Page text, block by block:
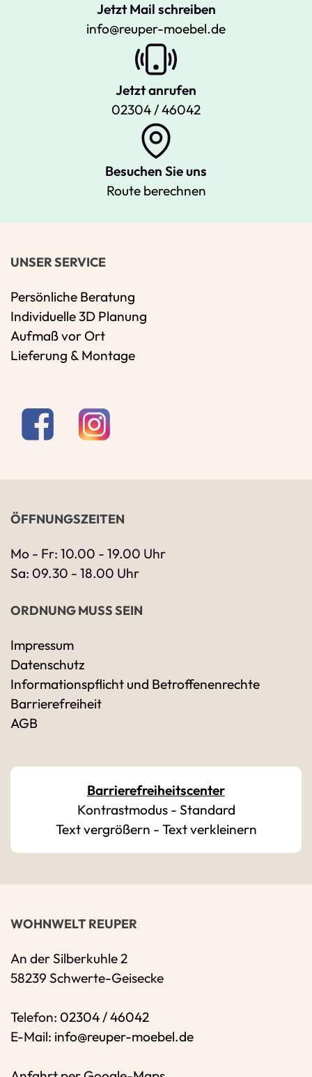
Jetzt Mail schreiben
info@reuper-moebel.de
Jetzt anrufen
02304 / 46042
Besuchen Sie uns
Route berechnen
UNSER SERVICE
Persönliche Beratung
Individuelle 3D Planung
Aufmaß vor Ort
Lieferung & Montage
ÖFFNUNGSZEITEN
Mo - Fr: 10.00 - 19.00 Uhr
Sa: 09.30 - 18.00 Uhr
ORDNUNG MUSS SEIN
Impressum
Datenschutz
Informationspflicht und Betroffenenrechte
Barrierefreiheit
AGB
Barrierefreiheitscenter
Kontrastmodus- Standard
Text vergrößern - Text verkleinern
WOHNWELT REUPER
An der Silberkuhle 2
58239 Schwerte-Geisecke
Telefon: 02304 / 46042
E-Mail: info@reuper-moebel.de
Ihre Kontaktdaten
Alle mit Stern gekennzeichneten Felder
Name*
E-Mail-Adresse*
Bitte geben Sie eine gültige E-Mail-Adresse
Telefon*
Ihr Wunschtermin / Rückruf
Datum
Sie können ein Datum ab übermorgen